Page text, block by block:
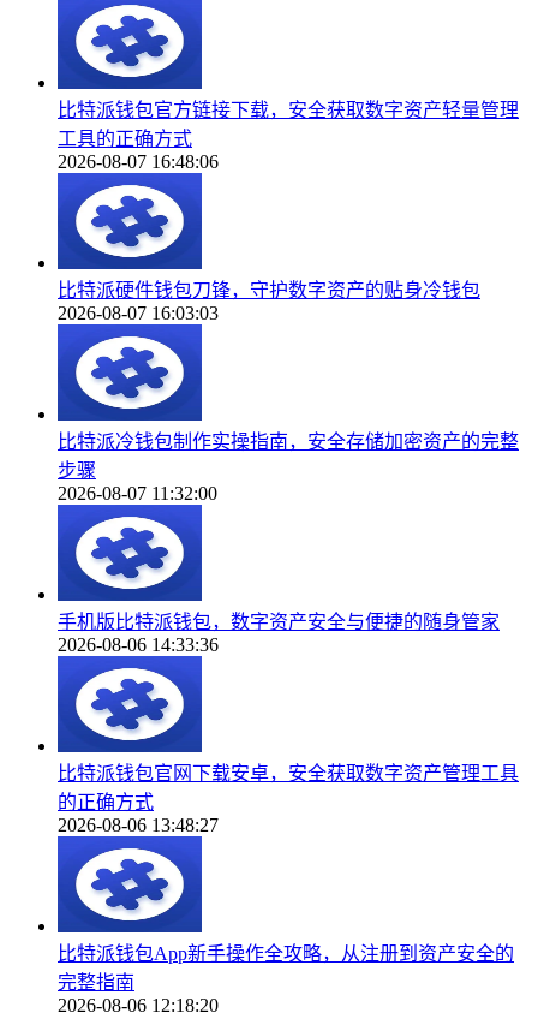
比特派钱包官方链接下载，安全获取数字资产轻量管理
工具的正确方式
2026-08-07 16:48:06
比特派硬件钱包刀锋，守护数字资产的贴身冷钱包
2026-08-07 16:03:03
比特派冷钱包制作实操指南，安全存储加密资产的完整
步骤
2026-08-07 11:32:00
手机版比特派钱包，数字资产安全与便捷的随身管家
2026-08-06 14:33:36
比特派钱包官网下载安卓，安全获取数字资产管理工具
的正确方式
2026-08-06 13:48:27
比特派钱包App新手操作全攻略，从注册到资产安全的
完整指南
2026-08-06 12:18:20